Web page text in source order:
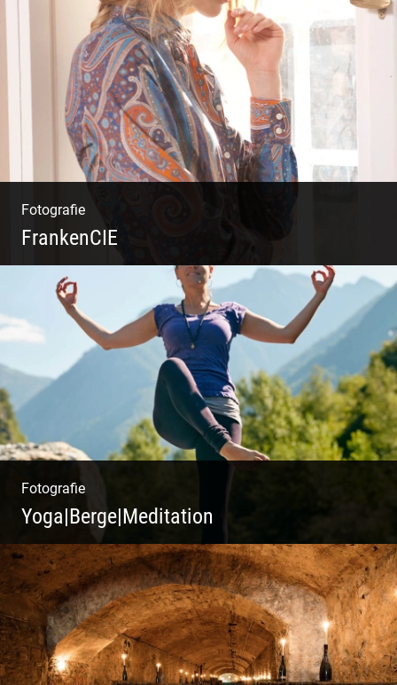
Kommunikationsfotografie | Branding mit
Bildwelten | Markenerlebnisse | Corporate
Design
Fotografie
FrankenCIE
Fotografie
Yoga|Berge|Meditation
Freiheit genießen | Körper, Geist und Energie
| Ruhe und Entspannung | Bewusstsein für
Natur